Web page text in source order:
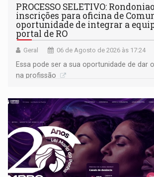
PROCESSO SELETIVO:
inscrições para oficina de
oportunidade de integrar a
portal de RO
Geral 06 de Agosto de 2026 às 17:24
Essa pode ser a sua oportunidade de dar
na profissão